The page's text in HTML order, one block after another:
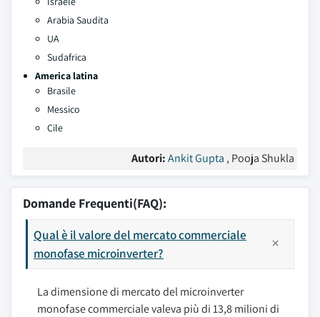
Arabia Saudita
UA
Sudafrica
America latina
Brasile
Messico
Cile
Autori:Ankit Gupta , Pooja Shukla
Domande Frequenti(FAQ):
Qual è il valore del mercato commerciale
monofase microinverter?
La dimensione di mercato del microinverter
monofase commerciale valeva più di 13,8 milioni di